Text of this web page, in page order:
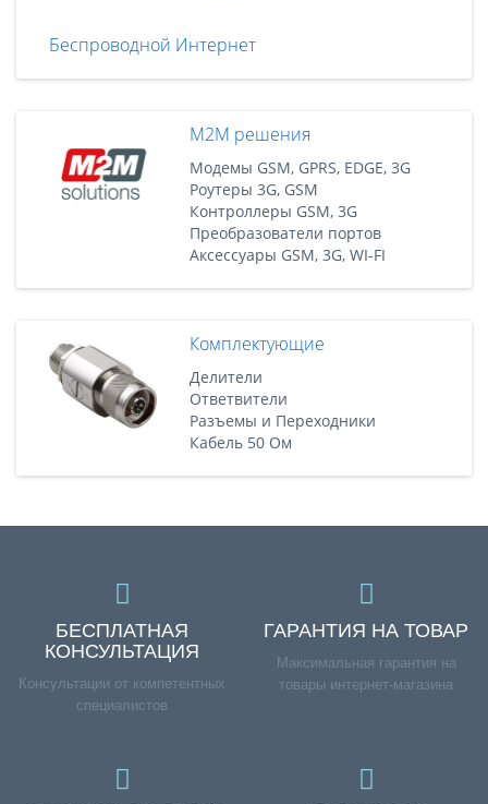
Беспроводной Интернет
M2M решения
Модемы GSM, GPRS, EDGE, 3G
Роутеры 3G, GSM
Контроллеры GSM, 3G
Преобразователи портов
Аксессуары GSM, 3G, WI-FI
Комплектующие
Делители
Ответвители
Разъемы и Переходники
Кабель 50 Ом
БЕСПЛАТНАЯ
КОНСУЛЬТАЦИЯ
Консультации от компетентных
специалистов
ГАРАНТИЯ НА ТОВАР
Максимальная гарантия на
товары интернет-магазина